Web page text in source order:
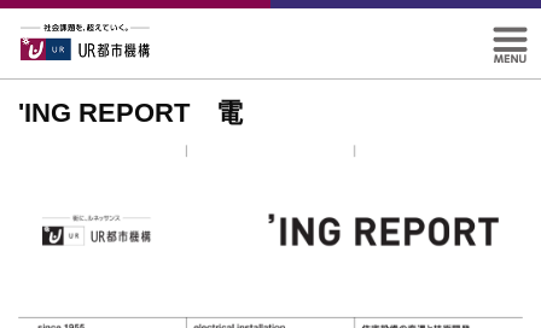
'ING REPORT 電